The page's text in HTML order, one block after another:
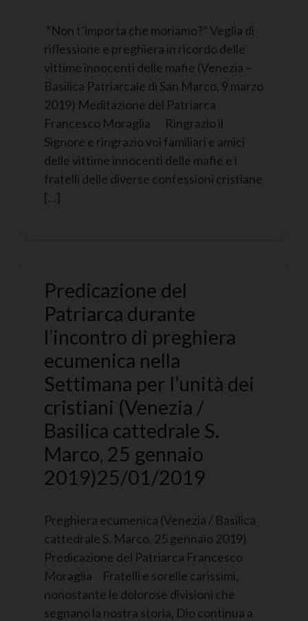
“Non t’importa che moriamo?” Veglia di
riflessione e preghiera in ricordo delle
vittime innocenti delle mafie (Venezia –
Basilica Patriarcale di San Marco, 9 marzo
2019) Meditazione del Patriarca
Francesco Moraglia Ringrazio il
Signore e ringrazio voi familiari e amici
delle vittime innocenti delle mafie e i
fratelli delle diverse confessioni cristiane
[…]
Predicazione del
Patriarca durante
l’incontro di preghiera
ecumenica nella
Settimana per l’unità dei
cristiani (Venezia /
Basilica cattedrale S.
Marco, 25 gennaio
2019)25/01/2019
Preghiera ecumenica (Venezia / Basilica
cattedrale S. Marco, 25 gennaio 2019)
Predicazione del Patriarca Francesco
Moraglia Fratelli e sorelle carissimi,
nonostante le dolorose divisioni che
segnano la nostra storia, Dio continua a